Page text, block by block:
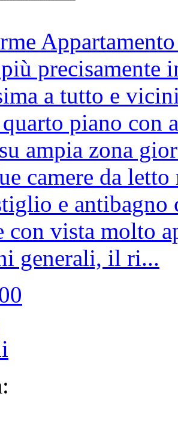
Appartamento
precisamente
a tutto e
piano con
ampia zona
camere da
e antibagno
con vista molto
generali, il ri...